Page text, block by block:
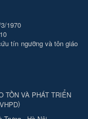
1970
tín ngưỡng và tôn giáo
TỒN VÀ PHÁT TRIỂN
)